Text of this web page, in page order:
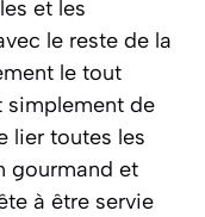
et les
le reste de la
le tout
simplement de
lier toutes les
gourmand et
à être servie